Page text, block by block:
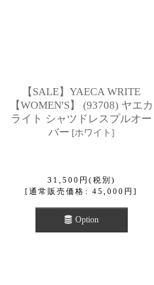
【SALE】YAECA WRITE
【WOMEN'S】 (93708) ヤエカ
ライト シャツドレスプルオー
バー [ホワイト ]
31,500 円 (税別)
[通常販売価格 : 45,000 円 ]
Option